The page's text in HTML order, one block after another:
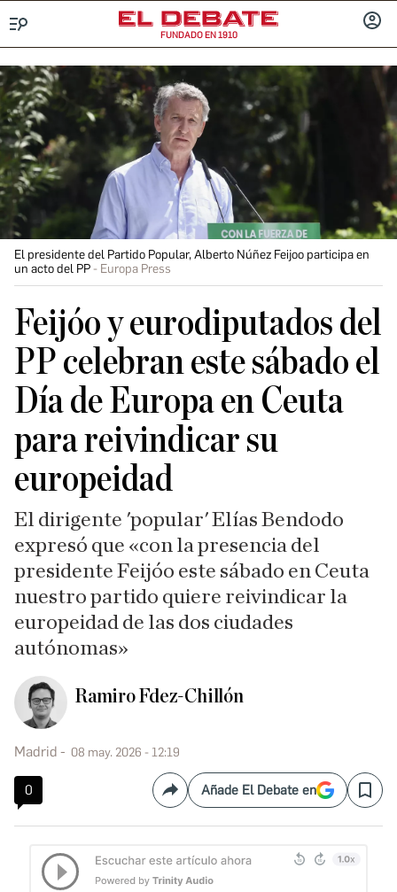
FUNDADO EN 1910
El presidente del Partido Popular, Alberto Núñez Feijoo participa en
un acto del PP
Europa Press
Feijóo y eurodiputados del
PP celebran este sábado el
Día de Europa en Ceuta
para reivindicar su
europeidad
El dirigente 'popular' Elías Bendodo
expresó que «con la presencia del
presidente Feijóo este sábado en Ceuta
nuestro partido quiere reivindicar la
europeidad de las dos ciudades
autónomas»
Ramiro Fdez-Chillón
Madrid 08 may. 2026 - 12:19
0 CompartirAñade El Debate en Save